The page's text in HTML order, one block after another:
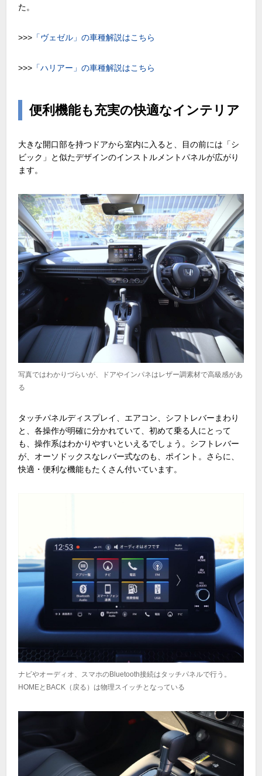
た。
>>> 「ヴェゼル」の車種解説はこちら
>>> 「ハリアー」の車種解説はこちら
便利機能も充実の快適なインテリア
大きな開口部を持つドアから室内に入ると、目の前には「シ
ビック」と似たデザインのインストルメントパネルが広がり
ます。
写真ではわかりづらいが、ドアやインパネはレザー調素材で高級感があ
る
タッチパネルディスプレイ、エアコン、シフトレバーまわり
と、各操作が明確に分かれていて、初めて乗る人にとって
も、操作系はわかりやすいといえるでしょう。シフトレバー
が、オーソドックスなレバー式なのも、ポイント。さらに、
快適・便利な機能もたくさん付いています。
ナビやオーディオ、スマホのBluetooth接続はタッチパネルで行う。
HOMEとBACK（戻る）は物理スイッチとなっている